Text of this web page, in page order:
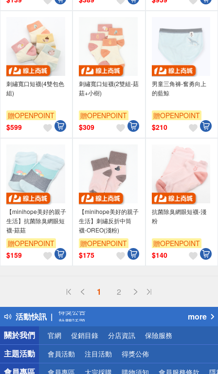
刺繡寬口短襪(4雙包色
組)
贈OPENPOINT
$599
刺繡寬口短襪(2雙組-菇
菇+小樹)
贈OPENPOINT
$309
男童三角褲-奮勇向上
的藍鯨
贈OPENPOINT
$210
【minihope美好的親子
生活】抗菌除臭網眼短
襪-菇菇
贈OPENPOINT
$159
【minihope美好的親子
生活】刺繡反折中筒
襪-OREO(淺粉)
贈OPENPOINT
$175
抗菌除臭網眼短襪-淺
粉
贈OPENPOINT
$140
1 2
活動快訊
詐騙網頁！請小心！
得獎公告
熱門話題
銀行優惠
偏遠地區配送
詐騙網頁！請小心！
more
關於我們
官網 促銷目錄 分店資訊 保險服務
主題活動 會員活動 注目活動 得獎公佈
會員專區 大宗採購 購物須知 會員服務條款 隱